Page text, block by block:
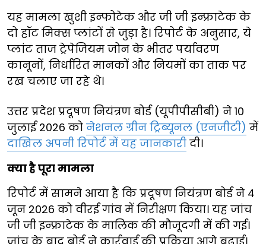
यह मामला खुशी इन्फोटेक और जी जी इन्फ्राटेक के
दो हॉट मिक्स प्लांटों से जुड़ा है। रिपोर्ट के अनुसार, ये
प्लांट ताज ट्रेपेजियम जोन के भीतर पर्यावरण
कानूनों, निर्धारित मानकों और नियमों का ताक पर
रख चलाए जा रहे थे।
उत्तर प्रदेश प्रदूषण नियंत्रण बोर्ड (यूपीपीसीबी) ने 10
जुलाई 2026 को नेशनल ग्रीन ट्रिब्यूनल (एनजीटी) में
दाखिल अपनी रिपोर्ट में यह जानकारी दी।
क्या है पूरा मामला
रिपोर्ट में सामने आया है कि प्रदूषण नियंत्रण बोर्ड ने 4
जून 2026 को वीरई गांव में निरीक्षण किया। यह जांच
जी जी इन्फ्राटेक के मालिक की मौजूदगी में की गई।